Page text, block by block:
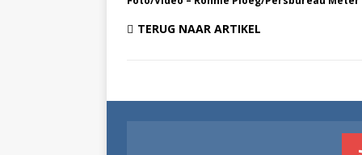
TERUG NAAR ARTIKEL